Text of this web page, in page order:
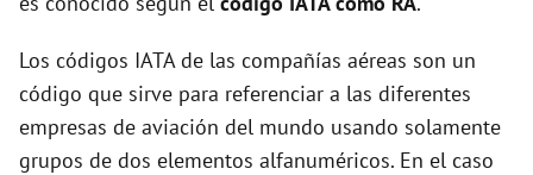
Los códigos IATA de las compañías aéreas son un
código que sirve para referenciar a las diferentes
empresas de aviación del mundo usando solamente
grupos de dos elementos alfanuméricos. En el caso